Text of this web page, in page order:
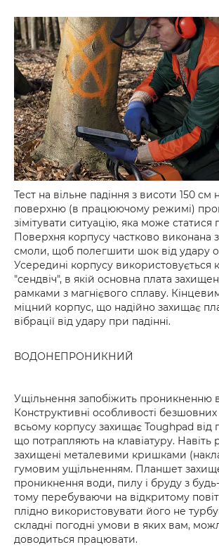
Тест на вільне падіння з висоти 150 см
поверхню (в працюючому режимі)
зімітувати ситуацію, яка може статися
Поверхня корпусу частково виконана
смоли, щоб полегшити шок від удару
Усередині корпусу використовується
"сендвіч", в якій основна плата
рамками з магнієвого сплаву.
міцний корпус, що надійно захищає
вібрації від удару при падінні.
ВОДОНЕПРОНИКНИЙ
Ущільнення запобіжить проникненню
Конструктивні особливості
всьому корпусу захищає Toughpad від
що потрапляють на клавіатуру. Навіть
захищені металевими кришками
гумовим ущільненням. Планшет
проникнення води, пилу і бруду з
тому перебуваючи на відкритому
плідно використовувати його не
складні погодні умови в яких вам,
доводиться працювати.